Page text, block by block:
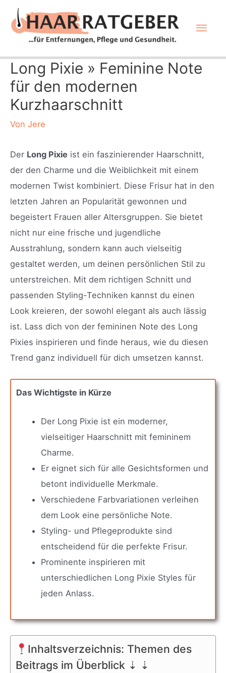
Inhalt
springen
Long Pixie » Feminine Note
für den modernen
Kurzhaarschnitt
Von Jere
Der Long Pixie ist ein faszinierender Haarschnitt,
der den Charme und die Weiblichkeit mit einem
modernen Twist kombiniert. Diese Frisur hat in den
letzten Jahren an Popularität gewonnen und
begeistert Frauen aller Altersgruppen. Sie bietet
nicht nur eine frische und jugendliche
Ausstrahlung, sondern kann auch vielseitig
gestaltet werden, um deinen persönlichen Stil zu
unterstreichen. Mit dem richtigen Schnitt und
passenden Styling-Techniken kannst du einen
Look kreieren, der sowohl elegant als auch lässig
ist. Lass dich von der femininen Note des Long
Pixies inspirieren und finde heraus, wie du diesen
Trend ganz individuell für dich umsetzen kannst.
Das Wichtigste in Kürze
Der Long Pixie ist ein moderner,
vielseitiger Haarschnitt mit femininem
Charme.
Er eignet sich für alle Gesichtsformen und
betont individuelle Merkmale.
Verschiedene Farbvariationen verleihen
dem Look eine persönliche Note.
Styling- und Pflegeprodukte sind
entscheidend für die perfekte Frisur.
Prominente inspirieren mit
unterschiedlichen Long Pixie Styles für
jeden Anlass.
Inhaltsverzeichnis: Themen des
Beitrags im Überblick ⇣ ⇣